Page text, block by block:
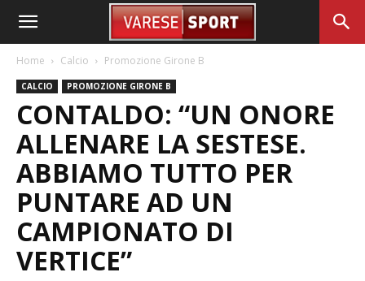
Home Calcio Promozione Girone B
CALCIO PROMOZIONE GIRONE B
CONTALDO: “UN ONORE
ALLENARE LA SESTESE.
ABBIAMO TUTTO PER
PUNTARE AD UN
CAMPIONATO DI
VERTICE”